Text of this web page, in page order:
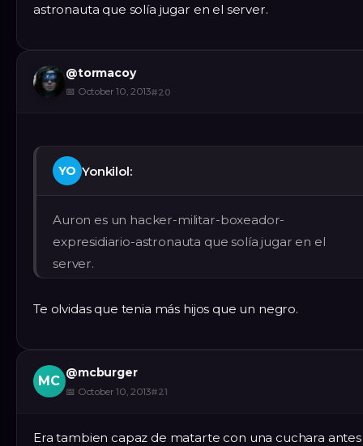
astronauta que solía jugar en el server.
@tormacoy
📅 October 10, 2013#20
YO Yonkilol:
Auron es un hacker-militar-boxeador-
expresidiario-astronauta que solía jugar en el
server.
Te olvidas que tenia más hijos que un negro.
MC
@mcburger
📅 October 10, 2013#21
Era tambien capaz de matarte con una cuchara